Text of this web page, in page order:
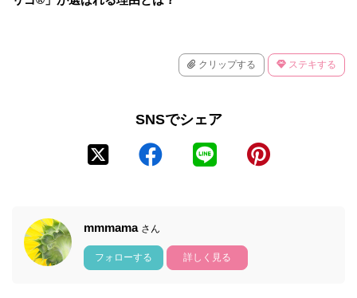
クリップする ステキする
SNSでシェア
mmmama さん
フォローする 詳しく見る